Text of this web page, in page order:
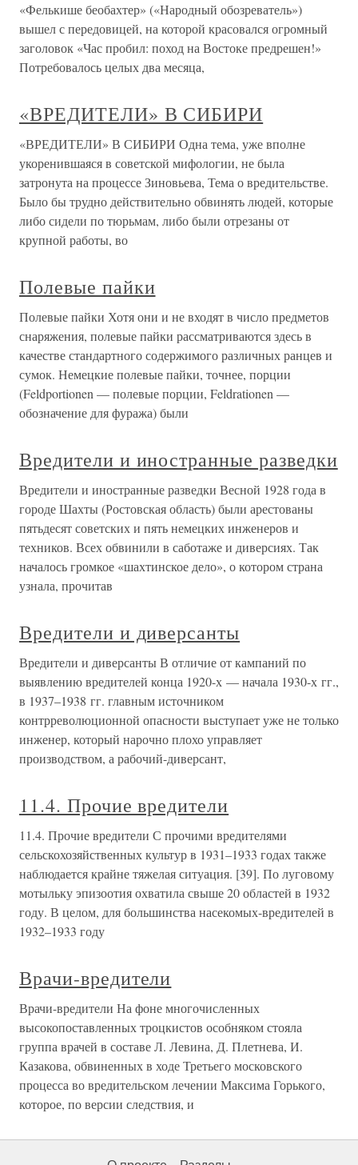
«Фелькише беобахтер» («Народный обозреватель»)
вышел с передовицей, на которой красовался огромный
заголовок «Час пробил: поход на Востоке предрешен!»
Потребовалось целых два месяца,
«ВРЕДИТЕЛИ» В СИБИРИ
«ВРЕДИТЕЛИ» В СИБИРИ Одна тема, уже вполне
укоренившаяся в советской мифологии, не была
затронута на процессе Зиновьева, Тема о вредительстве.
Было бы трудно действительно обвинять людей, которые
либо сидели по тюрьмам, либо были отрезаны от
крупной работы, во
Полевые пайки
Полевые пайки Хотя они и не входят в число предметов
снаряжения, полевые пайки рассматриваются здесь в
качестве стандартного содержимого различных ранцев и
сумок. Немецкие полевые пайки, точнее, порции
(Feldportionen — полевые порции, Feldrationen —
обозначение для фуража) были
Вредители и иностранные разведки
Вредители и иностранные разведки Весной 1928 года в
городе Шахты (Ростовская область) были арестованы
пятьдесят советских и пять немецких инженеров и
техников. Всех обвинили в саботаже и диверсиях. Так
началось громкое «шахтинское дело», о котором страна
узнала, прочитав
Вредители и диверсанты
Вредители и диверсанты В отличие от кампаний по
выявлению вредителей конца 1920-х — начала 1930-х гг.,
в 1937–1938 гг. главным источником
контрреволюционной опасности выступает уже не только
инженер, который нарочно плохо управляет
производством, а рабочий-диверсант,
11.4. Прочие вредители
11.4. Прочие вредители С прочими вредителями
сельскохозяйственных культур в 1931–1933 годах также
наблюдается крайне тяжелая ситуация. [39]. По луговому
мотыльку эпизоотия охватила свыше 20 областей в 1932
году. В целом, для большинства насекомых-вредителей в
1932–1933 году
Врачи-вредители
Врачи-вредители На фоне многочисленных
высокопоставленных троцкистов особняком стояла
группа врачей в составе Л. Левина, Д. Плетнева, И.
Казакова, обвиненных в ходе Третьего московского
процесса во вредительском лечении Максима Горького,
которое, по версии следствия, и